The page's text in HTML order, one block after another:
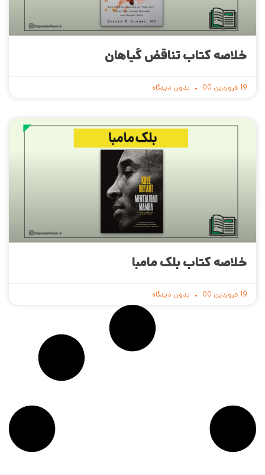
خلاصه کتاب تناقض گیاهان
19 فروردین 00 بدون دیدگاه
خلاصه کتاب بلک مامبا
19 فروردین 00 بدون دیدگاه